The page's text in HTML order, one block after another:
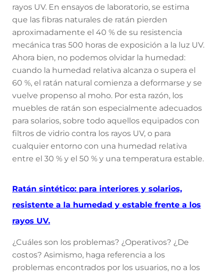
rayos UV. En ensayos de laboratorio, se estima
que las fibras naturales de ratán pierden
aproximadamente el 40 % de su resistencia
mecánica tras 500 horas de exposición a la luz UV.
Ahora bien, no podemos olvidar la humedad:
cuando la humedad relativa alcanza o supera el
60 %, el ratán natural comienza a deformarse y se
vuelve propenso al moho. Por esta razón, los
muebles de ratán son especialmente adecuados
para solarios, sobre todo aquellos equipados con
filtros de vidrio contra los rayos UV, o para
cualquier entorno con una humedad relativa
entre el 30 % y el 50 % y una temperatura estable.
Ratán sintético: para interiores y solarios,
resistente a la humedad y estable frente a los
rayos UV.
¿Cuáles son los problemas? ¿Operativos? ¿De
costos? Asimismo, haga referencia a los
problemas encontrados por los usuarios, no a los